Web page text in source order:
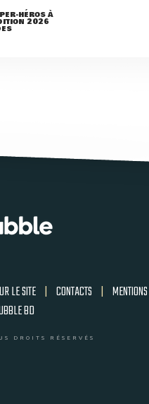
HÉROS À
2026
LE SITE | CONTACTS | MENTIONS
BD
DROITS RÉSERVÉS